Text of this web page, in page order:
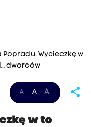
Popradu. Wycieczkę w
dworców
A A A share
w to